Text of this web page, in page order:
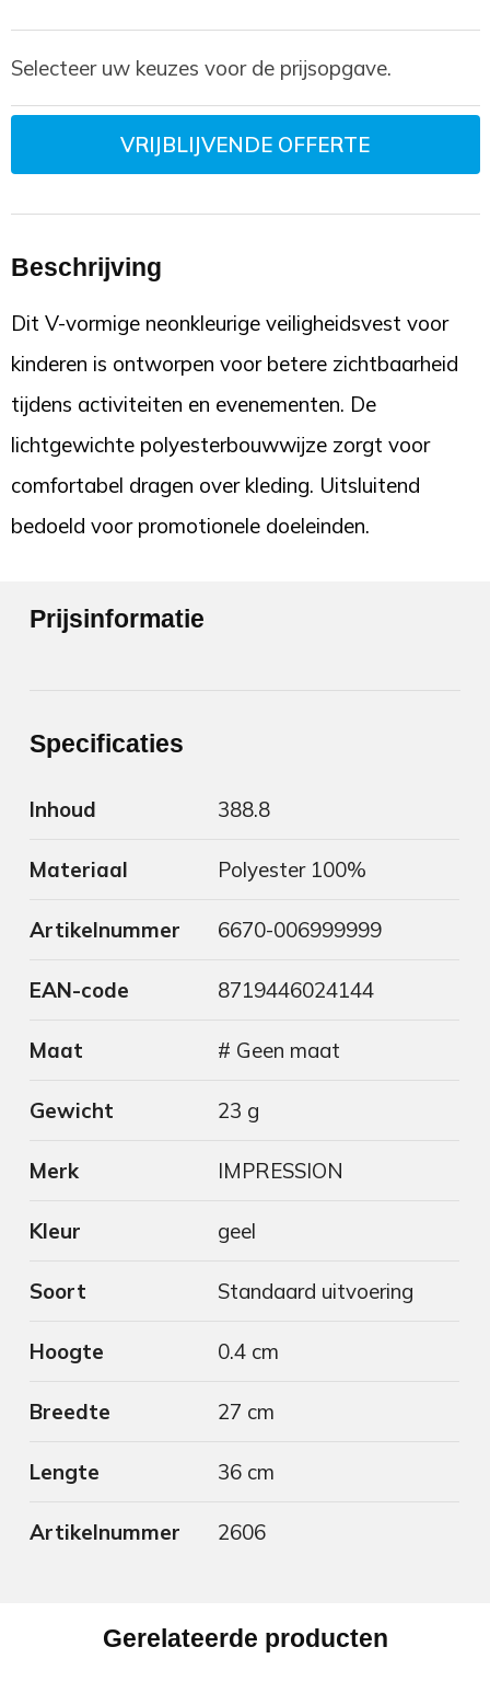
Selecteer uw keuzes voor de prijsopgave.
VRIJBLIJVENDE OFFERTE
Beschrijving
Dit V-vormige neonkleurige veiligheidsvest voor
kinderen is ontworpen voor betere zichtbaarheid
tijdens activiteiten en evenementen. De
lichtgewichte polyesterbouwwijze zorgt voor
comfortabel dragen over kleding. Uitsluitend
bedoeld voor promotionele doeleinden.
Prijsinformatie
Specificaties
Inhoud 388.8
Materiaal Polyester 100%
Artikelnummer 6670-006999999
EAN-code 8719446024144
Maat # Geen maat
Gewicht 23 g
Merk IMPRESSION
Kleur geel
Soort Standaard uitvoering
Hoogte 0.4 cm
Breedte 27 cm
Lengte 36 cm
Artikelnummer 2606
Gerelateerde producten